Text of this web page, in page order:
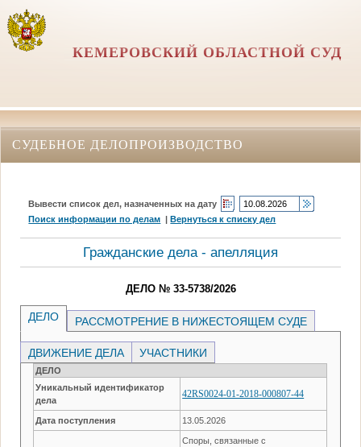
КЕМЕРОВСКИЙ ОБЛАСТНОЙ СУД
СУДЕБНОЕ ДЕЛОПРОИЗВОДСТВО
Вывести список дел, назначенных на дату
Поиск информации по делам |Вернуться к списку дел
Гражданские дела - апелляция
ДЕЛО № 33-5738/2026
ДЕЛО РАССМОТРЕНИЕ В НИЖЕСТОЯЩЕМ СУДЕ
ДВИЖЕНИЕ ДЕЛА УЧАСТНИКИ
ДЕЛО
Уникальный идентификатор
дела
42RS0024-01-2018-000807-44
Дата поступления 13.05.2026
Споры, связанные с